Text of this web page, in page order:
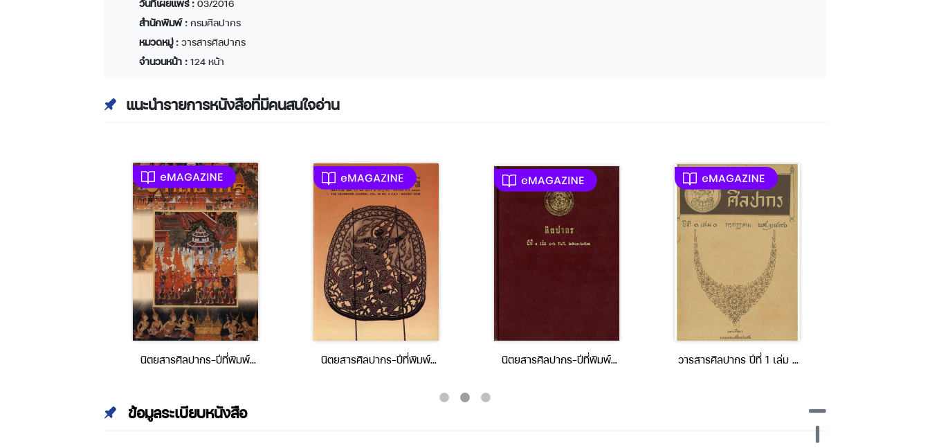
วันที่เผยแพร่ :03/2016
สำนักพิมพ์ :กรมศิลปากร
หมวดหมู่ :วารสารศิลปากร
จำนวนหน้า :124 หน้า
แนะนำรายการหนังสือที่มีคนสนใจอ่าน
นิตยสารศิลปากร-ปีที่พิมพ์
นิตยสารศิลปากร-ปีที่พิมพ์
นิตยสารศิลปากร-ปีที่พิมพ์
วารสารศิลปากร ปีที่ 1 เล่ม 1
ข้อมูลระเบียบหนังสือ